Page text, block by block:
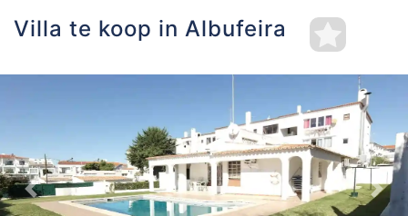
Favorieten
Over
Voorwaarden
Villa te koop in Albufeira
Previous Next